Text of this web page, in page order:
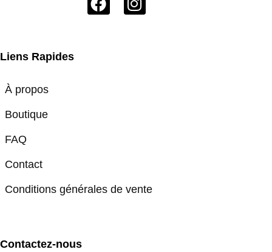
Liens Rapides
À propos
Boutique
FAQ
Contact
Conditions générales de vente
Contactez-nous